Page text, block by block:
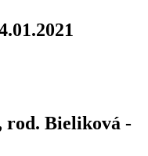
rod. Bieliková -